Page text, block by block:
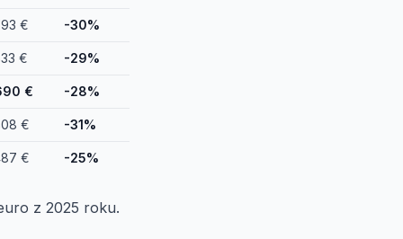
€ -30%
€ -29%
€ -28%
€ -31%
€ -25%
z 2025 roku.